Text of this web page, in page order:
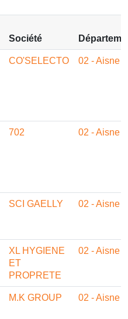
Société
CO'SELECTO 02 - Aisne
702 02 - Aisne
SCI GAELLY 02 - Aisne
XL HYGIENE
ET
PROPRETE
02 - Aisne
M.K GROUP 02 - Aisne